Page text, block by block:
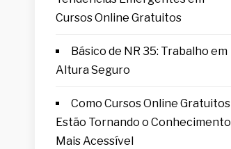
Cursos Online Gratuitos
Básico de NR 35: Trabalho em
Altura Seguro
Como Cursos Online Gratuitos
Estão Tornando o Conhecimento
Mais Acessível